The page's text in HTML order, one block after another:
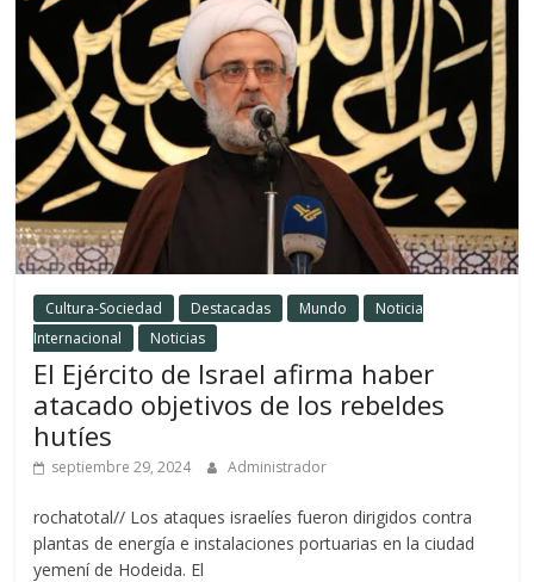
Cultura-Sociedad Destacadas Mundo
Noticia
Internacional
Noticias
El Ejército de Israel afirma haber
atacado objetivos de los rebeldes
hutíes
septiembre 29, 2024 Administrador
rochatotal// Los ataques israelíes fueron dirigidos contra
plantas de energía e instalaciones portuarias en la ciudad
yemení de Hodeida. El